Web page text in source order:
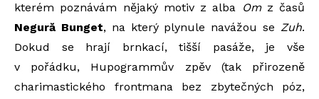
kterém poznávám nějaký motiv z alba Omz časů
Negură Bunget, na který plynule navážou se Zuh.
Dokud se hrají brnkací, tišší pasáže, je vše
v pořádku, Hupogrammův zpěv (tak přirozeně
charimastického frontmana bez zbytečných póz,